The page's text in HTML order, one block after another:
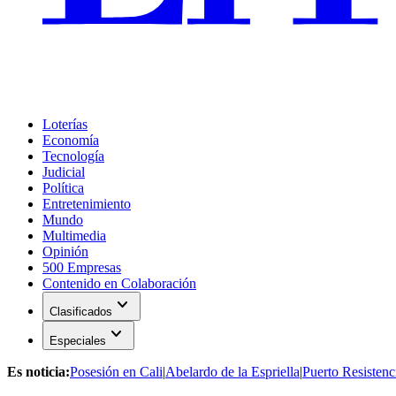
Loterías
Economía
Tecnología
Judicial
Política
Entretenimiento
Mundo
Multimedia
Opinión
500 Empresas
Contenido en Colaboración
Clasificados expand_more
Especiales expand_more
Es noticia:Posesión en Cali|Abelardo de la Espriella|Puerto